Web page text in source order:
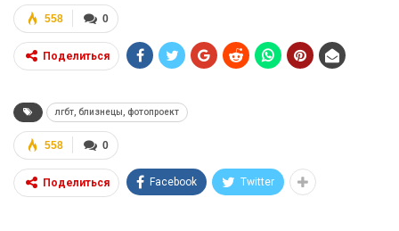
0
558
Поделиться
лгбт, близнецы, фотопроект
0
558
Поделиться Facebook Twitter